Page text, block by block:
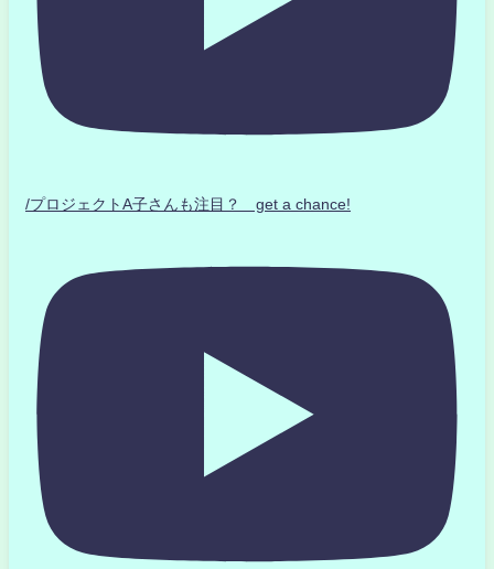
/プロジェクトA子さんも注目？ get a chance!